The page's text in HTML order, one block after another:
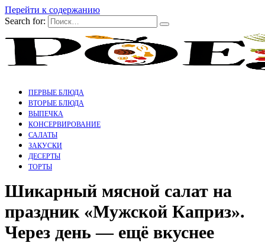
Перейти к содержанию
Search for:
ПЕРВЫЕ БЛЮДА
ВТОРЫЕ БЛЮДА
ВЫПЕЧКА
КОНСЕРВИРОВАНИЕ
САЛАТЫ
ЗАКУСКИ
ДЕСЕРТЫ
ТОРТЫ
Шикарный мясной салат на
праздник «Мужской Каприз».
Через день — ещё вкуснее